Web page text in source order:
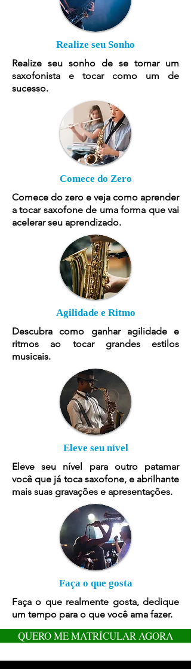
Realize seu Sonho
Realize seu sonho de se tornar um
saxofonista e tocar como um de
sucesso.
Comece do Zero
Comece do zero e veja como aprender
a tocar saxofone de uma forma que vai
acelerar seu aprendizado.
Agilidade e Ritmo
Descubra como ganhar agilidade e
ritmos ao tocar grandes estilos
musicais.
Eleve seu nível
Eleve seu nível para outro patamar
você que já toca saxofone, e abrilhante
mais suas gravações e apresentações.
Faça o que gosta
Faça o que realmente gosta, dedique
um tempo para o que você ama fazer.
QUERO ME MATRÍCULAR AGORA